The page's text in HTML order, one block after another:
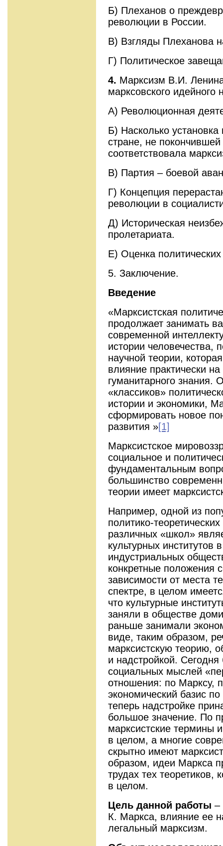
Б) Плеханов о
революции в России.
В) Взгляды Плеханова
Г) Политическое
4. Марксизм В.И.
марксовского идейного
А) Революционная
Б) Насколько
стране, не
соответствовала
В) Партия – боевой
Г) Концепция
революции в
Д) Историческая
пролетариата.
Е) Оценка
5. Заключение.
Введение
«Марксистская
продолжает занимать
современной
истории человечества,
научной теории,
влияние практически
гуманитарного знания.
«классиков»
истории и экономики,
сформировать новое
развития »[1]
Марксистское
социальное и
фундаментальным
большинство
теории имеет
Например, одной из
политико-
различных «школ»
культурных институтов
индустриальных
конкретные положения
зависимости от места
спектре, в целом
что культурные
заняли в обществе
раньше занимали
виде, таким образом,
марксистскую теорию,
и надстройкой.
социальных мыслей
отношения: по Марксу,
экономический базис
теперь надстройке
большое значение. По
марксистские термины
в целом, а многие
скрытно имеют
образом, идеи Маркса
трудах тех теоретиков,
в целом.
Цель данной работы –
К. Маркса, влияние ее
легальный марксизм.